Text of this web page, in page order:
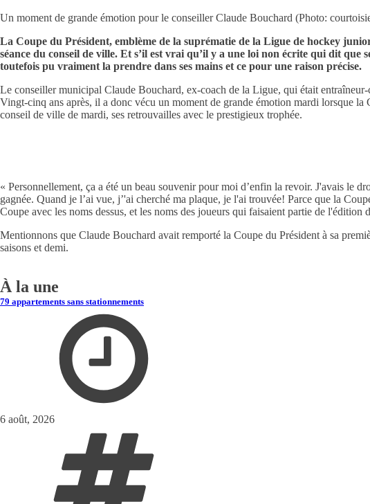
Un moment de grande émotion pour le conseiller Claude Bouchard (Photo:
La Coupe du Président, emblème de la suprématie de la Ligue de hockey
séance du conseil de ville. Et s’il est vrai qu’il y a une loi non écrite qui dit que
toutefois pu vraiment la prendre dans ses mains et ce pour une raison précise.
Le conseiller municipal Claude Bouchard, ex-coach de la Ligue, qui était
Vingt-cinq ans après, il a donc vécu un moment de grande émotion mardi lorsque
conseil de ville de mardi, ses retrouvailles avec le prestigieux trophée.
« Personnellement, ça a été un beau souvenir pour moi d’enfin la revoir. J'avais le
gagnée. Quand je l’ai vue, j’'ai cherché ma plaque, je l'ai trouvée! Parce que la
Coupe avec les noms dessus, et les noms des joueurs qui faisaient partie de
Mentionnons que Claude Bouchard avait remporté la Coupe du Président à sa
saisons et demi.
À la une
79 appartements sans stationnements
6 août, 2026